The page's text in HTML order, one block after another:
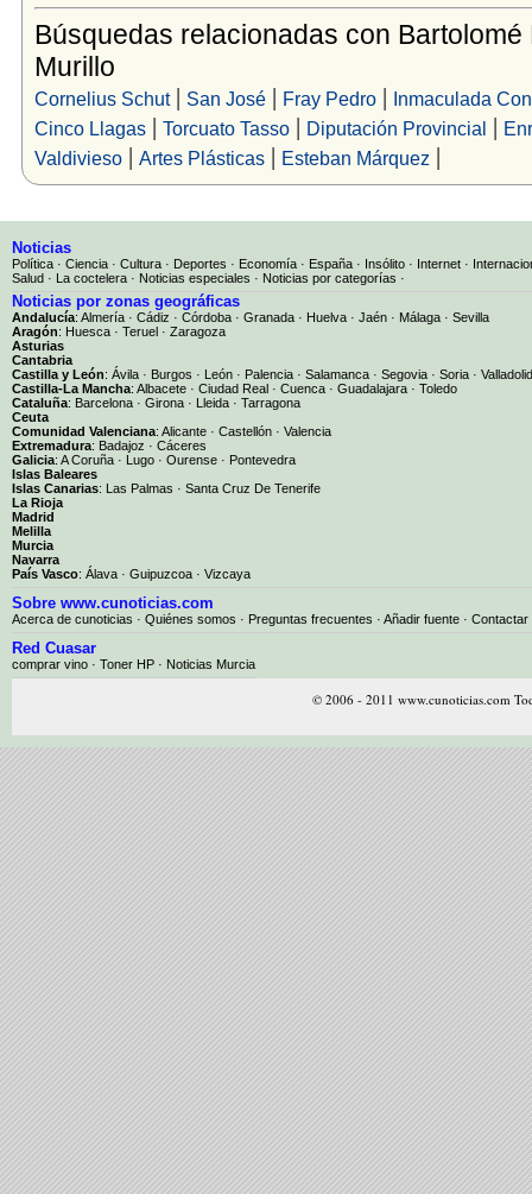
Búsquedas relacionadas con Bartolomé
Murillo
Cornelius Schut| San José| Fray Pedro| Inmaculada
Cinco Llagas| Torcuato Tasso| Diputación Provincial |
Valdivieso| Artes Plásticas| Esteban Márquez |
Noticias
Política · Ciencia · Cultura · Deportes · Economía · España · Insólito · Internet ·
Salud · La coctelera · Noticias especiales · Noticias por categorías ·
Noticias por zonas geográficas
Andalucía: Almería · Cádiz · Córdoba · Granada · Huelva · Jaén · Málaga · Sevilla
Aragón: Huesca · Teruel · Zaragoza
Asturias
Cantabria
Castilla y León: Ávila · Burgos · León · Palencia · Salamanca · Segovia · Soria · Valladolid
Castilla-La Mancha: Albacete · Ciudad Real · Cuenca · Guadalajara · Toledo
Cataluña: Barcelona · Girona · Lleida · Tarragona
Ceuta
Comunidad Valenciana: Alicante · Castellón · Valencia
Extremadura: Badajoz · Cáceres
Galicia: A Coruña · Lugo · Ourense · Pontevedra
Islas Baleares
Islas Canarias: Las Palmas · Santa Cruz De Tenerife
La Rioja
Madrid
Melilla
Murcia
Navarra
País Vasco: Álava · Guipuzcoa · Vizcaya
Sobre www.cunoticias.com
Acerca de cunoticias · Quiénes somos · Preguntas frecuentes · Añadir fuente · Contactar
Red Cuasar
comprar vino · Toner HP · Noticias Murcia
© 2006 - 2011 www.cunoticias.com